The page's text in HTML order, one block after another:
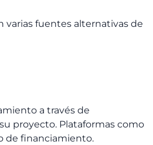
varias fuentes alternativas de
a través de
proyecto. Plataformas como
de financiamiento.